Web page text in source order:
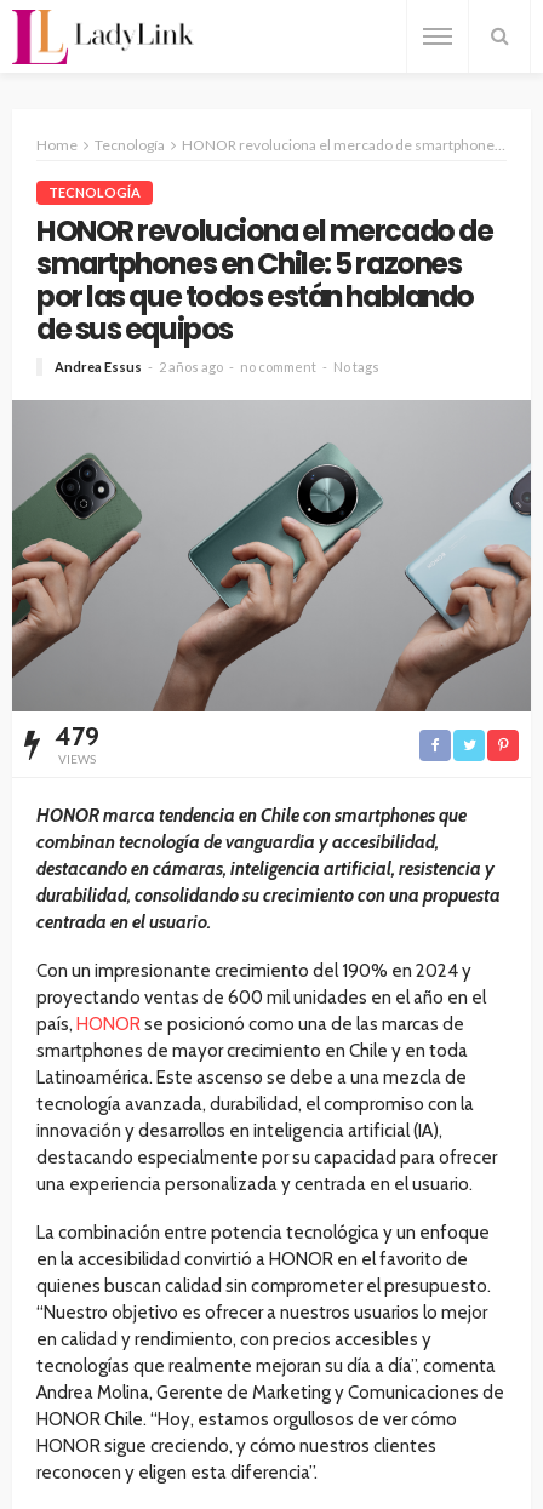
Home Tecnología HONOR revoluciona el mercado de smartphones en Chile: 5 razones por las que todos están hablando de sus equipos
TECNOLOGÍA
HONOR revoluciona el mercado de
smartphones en Chile: 5 razones
por las que todos están hablando
de sus equipos
Andrea Essus 2 años ago no comment No tags
479
VIEWS
HONOR marca tendencia en Chile con smartphones que
combinan tecnología de vanguardia y accesibilidad,
destacando en cámaras, inteligencia artificial, resistencia y
durabilidad, consolidando su crecimiento con una propuesta
centrada en el usuario.
Con un impresionante crecimiento del 190% en 2024 y
proyectando ventas de 600 mil unidades en el año en el
país, HONORse posicionó como una de las marcas de
smartphones de mayor crecimiento en Chile y en toda
Latinoamérica. Este ascenso se debe a una mezcla de
tecnología avanzada, durabilidad, el compromiso con la
innovación y desarrollos en inteligencia artificial (IA),
destacando especialmente por su capacidad para ofrecer
una experiencia personalizada y centrada en el usuario.
La combinación entre potencia tecnológica y un enfoque
en la accesibilidad convirtió a HONOR en el favorito de
quienes buscan calidad sin comprometer el presupuesto.
“Nuestro objetivo es ofrecer a nuestros usuarios lo mejor
en calidad y rendimiento, con precios accesibles y
tecnologías que realmente mejoran su día a día”, comenta
Andrea Molina, Gerente de Marketing y Comunicaciones de
HONOR Chile. “Hoy, estamos orgullosos de ver cómo
HONOR sigue creciendo, y cómo nuestros clientes
reconocen y eligen esta diferencia”.